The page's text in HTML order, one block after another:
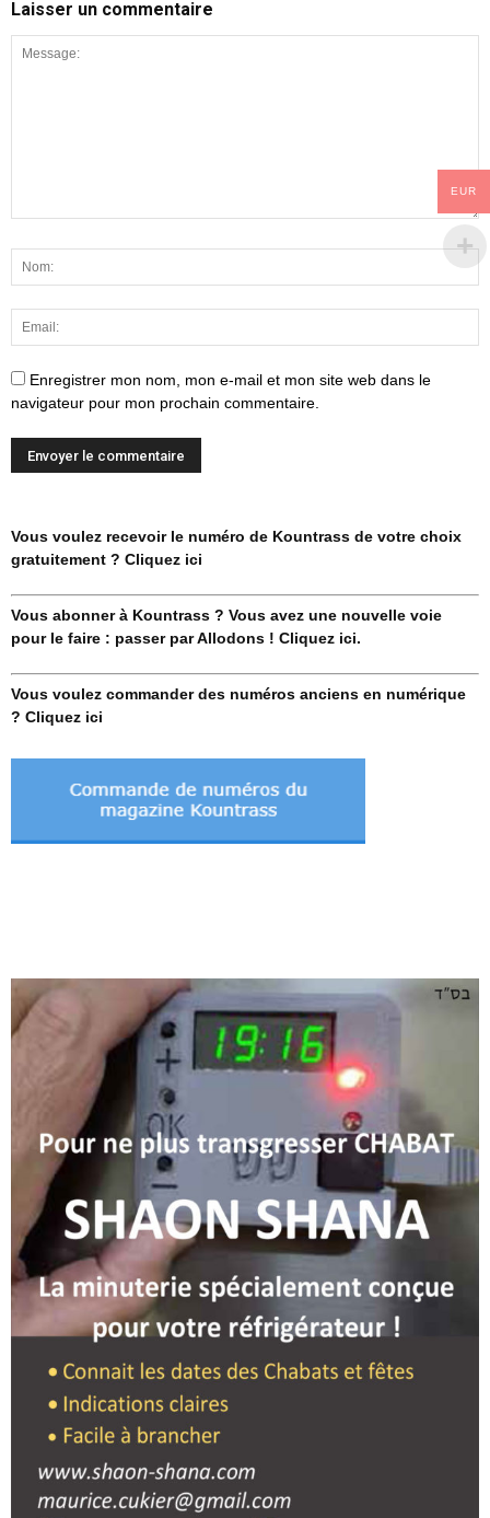
Laisser un commentaire
Enregistrer mon nom, mon e-mail et mon site web dans le
navigateur pour mon prochain commentaire.
Vous voulez recevoir le numéro de Kountrass de votre choix
gratuitement ? Cliquez ici
Vous abonner à Kountrass ? Vous avez une nouvelle voie
pour le faire : passer par Allodons ! Cliquez ici.
Vous voulez commander des numéros anciens en numérique
? Cliquez ici
EUR